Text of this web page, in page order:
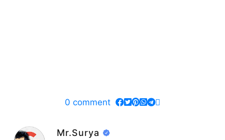
0 comment
Mr.Surya